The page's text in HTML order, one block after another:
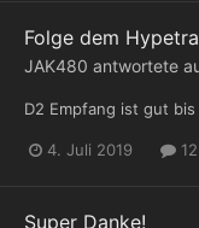
Folge dem
JAK480 antwortete
D2 Empfang ist gut
4. Juli 2019
Super Danke!